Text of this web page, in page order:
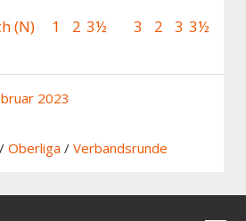
(N) 1 2 3½ 3 2 3 3½
2023
/ Oberliga / Verbandsrunde